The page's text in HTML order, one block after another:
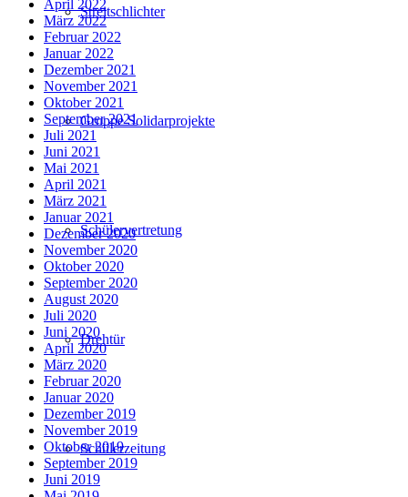
Streitschlichter
Gruppe Solidarprojekte
Schülervertretung
Drehtür
Schülerzeitung
April 2022
März 2022
Februar 2022
Januar 2022
Dezember 2021
November 2021
Oktober 2021
September 2021
Juli 2021
Juni 2021
Mai 2021
April 2021
März 2021
Januar 2021
Dezember 2020
November 2020
Oktober 2020
September 2020
August 2020
Juli 2020
Juni 2020
April 2020
März 2020
Februar 2020
Januar 2020
Dezember 2019
November 2019
Oktober 2019
September 2019
Juni 2019